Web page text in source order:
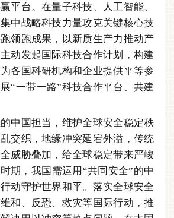
平台。在量子科技、人工智能、
中战略科技力量攻克关键核心技
领跑成果，以新质生产力推动产
动发起国际科技合作计划，构建
各国科研机构和企业提供平等参
“一带一路”科技合作平台、共建
国担当，维护全球安全稳定秩
交织，地缘冲突延宕外溢，传统
威胁叠加，给全球稳定带来严峻
期，我国需运用“共同安全”的中
动守护世界和平。落实全球安全
和、反恐、救灾等国际行动，推